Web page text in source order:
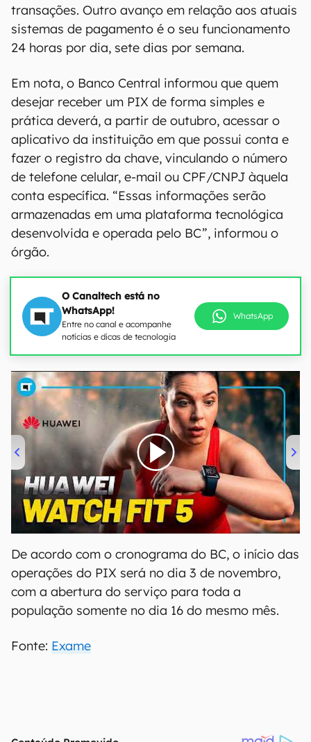
transações. Outro avanço em relação aos atuais
sistemas de pagamento é o seu funcionamento
24 horas por dia, sete dias por semana.
Em nota, o Banco Central informou que quem
desejar receber um PIX de forma simples e
prática deverá, a partir de outubro, acessar o
aplicativo da instituição em que possui conta e
fazer o registro da chave, vinculando o número
de telefone celular, e-mail ou CPF/CNPJ àquela
conta específica. “Essas informações serão
armazenadas em uma plataforma tecnológica
desenvolvida e operada pelo BC”, informou o
órgão.
O Canaltech está no
WhatsApp!
Entre no canal e acompanhe
notícias e dicas de tecnologia
WhatsApp
00:00/04:51
De acordo com o cronograma do BC, o início das
operações do PIX será no dia 3 de novembro,
com a abertura do serviço para toda a
população somente no dia 16 do mesmo mês.
Fonte: Exame